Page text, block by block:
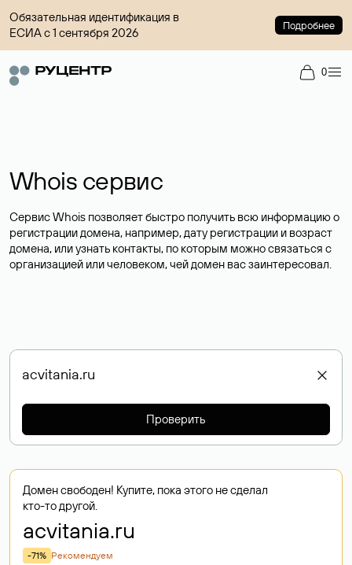
Обязательная идентификация в
ЕСИА с 1 сентября 2026
Подробнее
0
Whois сервис
Сервис Whois позволяет быстро получить всю информацию о
регистрации домена, например, дату регистрации и возраст
домена, или узнать контакты, по которым можно связаться с
организацией или человеком, чей домен вас заинтересовал.
Проверить
Домен свободен! Купите, пока этого не сделал
кто-то другой.
acvitania.ru
-71% Рекомендуем